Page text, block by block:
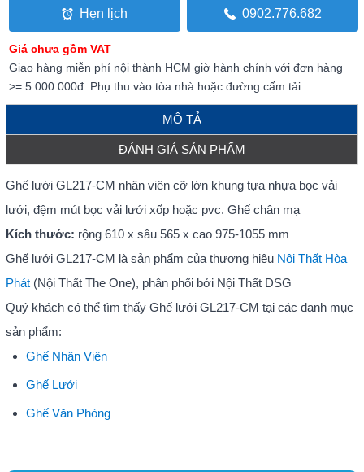
Hẹn lịch 0902.776.682
Giá chưa gồm VAT
Giao hàng miễn phí nội thành HCM giờ hành chính với đơn hàng
>= 5.000.000đ. Phụ thu vào tòa nhà hoặc đường cấm tải
MÔ TẢ
ĐÁNH GIÁ SẢN PHẨM
Ghế lưới GL217-CM nhân viên cỡ lớn khung tựa nhựa bọc vải
lưới, đệm mút bọc vải lưới xốp hoặc pvc. Ghế chân mạ
Kích thước: rộng 610 x sâu 565 x cao 975-1055 mm
Ghế lưới GL217-CM là sản phẩm của thương hiệu Nội Thất Hòa
Phát(Nội Thất The One), phân phối bởi Nội Thất DSG
Quý khách có thể tìm thấy Ghế lưới GL217-CM tại các danh mục
sản phẩm:
Ghế Nhân Viên
Ghế Lưới
Ghế Văn Phòng